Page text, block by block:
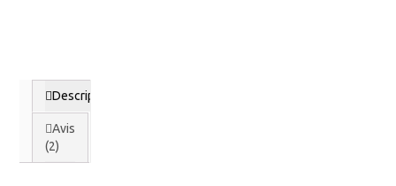
Description
Avis
(2)